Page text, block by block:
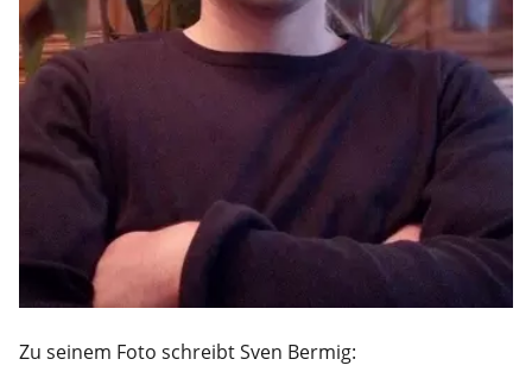
Zu seinem Foto schreibt Sven Bermig: